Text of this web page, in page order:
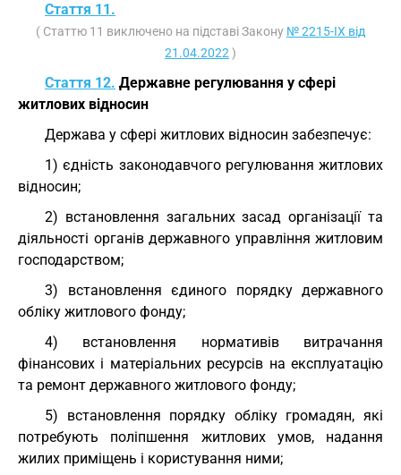
Стаття 11.
( Статтю 11 виключено на підставі Закону № 2215-IX від
21.04.2022 )
Стаття 12. Державне регулювання у сфері
житлових відносин
Держава у сфері житлових відносин забезпечує:
1) єдність законодавчого регулювання житлових
відносин;
2) встановлення загальних засад організації та
діяльності органів державного управління житловим
господарством;
3) встановлення єдиного порядку державного
обліку житлового фонду;
4) встановлення нормативів витрачання
фінансових і матеріальних ресурсів на експлуатацію
та ремонт державного житлового фонду;
5) встановлення порядку обліку громадян, які
потребують поліпшення житлових умов, надання
жилих приміщень і користування ними;